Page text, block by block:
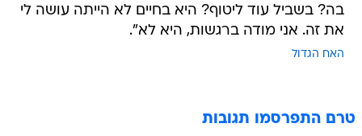
בה? בשביל עוד ליטוף? היא בחיים לא הייתה עושה לי
את זה. אני מודה ברגשות, היא לא".
האח הגדול
טרם התפרסמו תגובות